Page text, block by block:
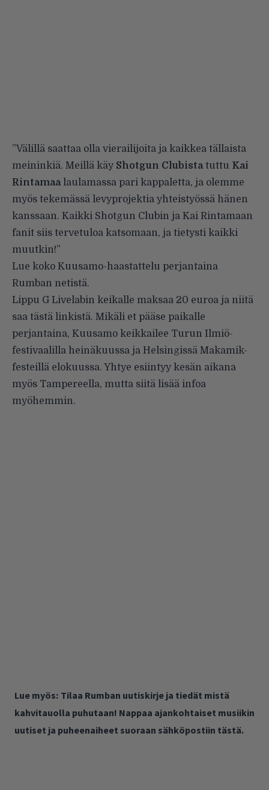
”Välillä saattaa olla vierailijoita ja kaikkea tällaista
meininkiä. Meillä käy Shotgun Clubistatuttu Kai
Rintamaalaulamassa pari kappaletta, ja olemme
myös tekemässä levyprojektia yhteistyössä hänen
kanssaan. Kaikki Shotgun Clubin ja Kai Rintamaan
fanit siis tervetuloa katsomaan, ja tietysti kaikki
muutkin!”
Lue koko Kuusamo-haastattelu perjantaina
Rumban netistä.
Lippu G Livelabin keikalle maksaa 20 euroa ja niitä
saa tästä linkistä. Mikäli et pääse paikalle
perjantaina, Kuusamo keikkailee Turun Ilmiö-
festivaalilla heinäkuussa ja Helsingissä Makamik-
festeillä elokuussa. Yhtye esiintyy kesän aikana
myös Tampereella, mutta siitä lisää infoa
myöhemmin.
Lue myös: Tilaa Rumban uutiskirje ja tiedät mistä
kahvitauolla puhutaan! Nappaa ajankohtaiset musiikin
uutiset ja puheenaiheet suoraan sähköpostiin tästä.